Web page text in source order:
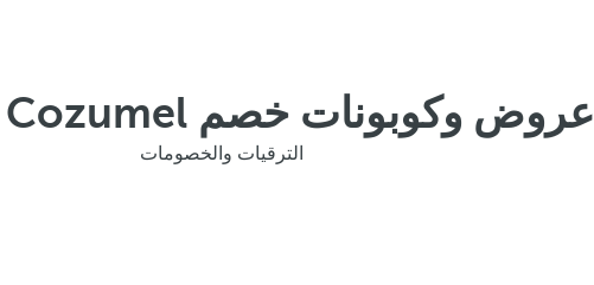
عروض وكوبونات خصم Allegro Cozumel
الترقيات والخصومات